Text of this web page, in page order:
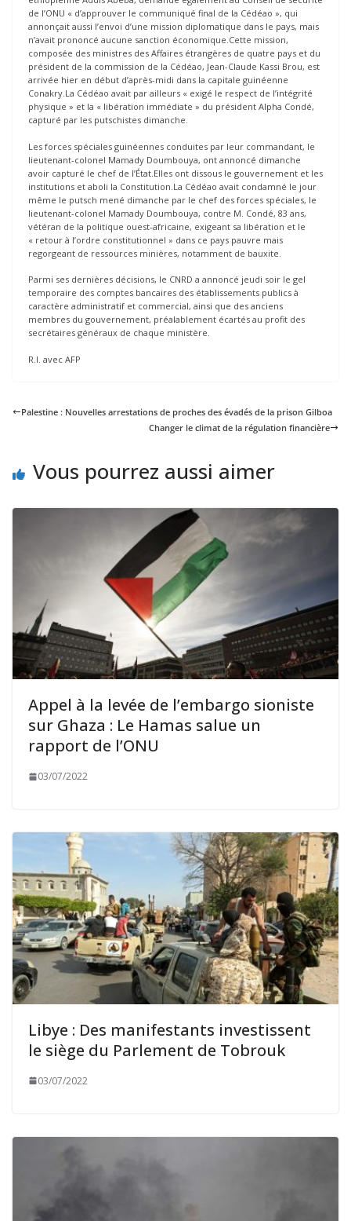
de l’ONU « d’approuver le communiqué final de la Cédéao », qui
annonçait aussi l’envoi d’une mission diplomatique dans le pays, mais
n’avait prononcé aucune sanction économique.Cette mission,
composée des ministres des Affaires étrangères de quatre pays et du
président de la commission de la Cédéao, Jean-Claude Kassi Brou, est
arrivée hier en début d’après-midi dans la capitale guinéenne
Conakry.La Cédéao avait par ailleurs « exigé le respect de l’intégrité
physique » et la « libération immédiate » du président Alpha Condé,
capturé par les putschistes dimanche.
Les forces spéciales guinéennes conduites par leur commandant, le
lieutenant-colonel Mamady Doumbouya, ont annoncé dimanche
avoir capturé le chef de l’État.Elles ont dissous le gouvernement et les
institutions et aboli la Constitution.La Cédéao avait condamné le jour
même le putsch mené dimanche par le chef des forces spéciales, le
lieutenant-colonel Mamady Doumbouya, contre M. Condé, 83 ans,
vétéran de la politique ouest-africaine, exigeant sa libération et le
« retour à l’ordre constitutionnel » dans ce pays pauvre mais
regorgeant de ressources minières, notamment de bauxite.
Parmi ses dernières décisions, le CNRD a annoncé jeudi soir le gel
temporaire des comptes bancaires des établissements publics à
caractère administratif et commercial, ainsi que des anciens
membres du gouvernement, préalablement écartés au profit des
secrétaires généraux de chaque ministère.
R.I. avec AFP
Palestine : Nouvelles arrestations de proches des évadés de la prison Gilboa
Changer le climat de la régulation financière
Vous pourrez aussi aimer
Appel à la levée de l’embargo sioniste
sur Ghaza : Le Hamas salue un
rapport de l’ONU
03/07/2022
Libye : Des manifestants investissent
le siège du Parlement de Tobrouk
03/07/2022